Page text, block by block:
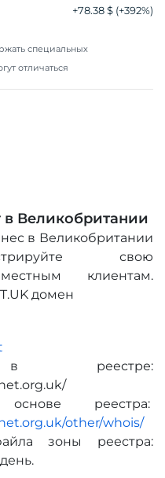
+78.38 $ (+392%)
специальных
отличаться
в Великобритании
в Великобритании
свою
клиентам.
домен
реестре:
реестра:
other/whois/
зоны реестра: